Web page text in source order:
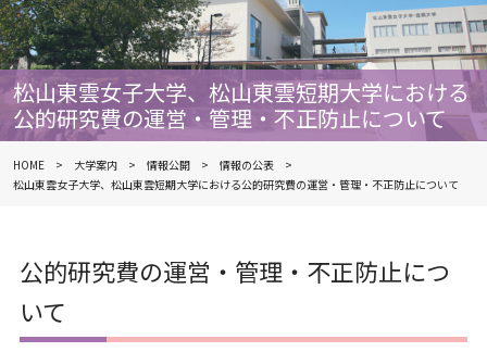
松山東雲女子大学、松山東雲短期大学における
公的研究費の運営・管理・不正防止について
HOME 大学案内 情報公開
情報の公表
松山東雲女子大学、松山東雲短期大学における公的研究費の運営・管理・不正防止について
公的研究費の運営・管理・不正防止につ
いて